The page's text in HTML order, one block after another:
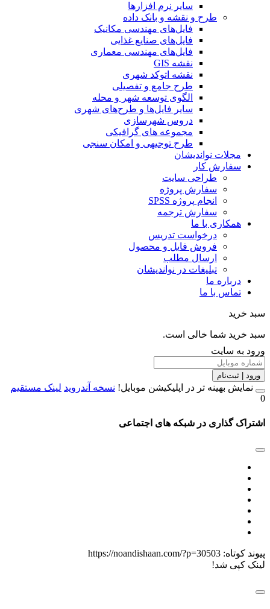
سایر نرم افزارها
طرح و نقشه و بانک داده
فایل‌های مهندسی مکانیک
فایل‌های صنایع غذایی
فایل‌های مهندسی معماری
نقشه GIS
نقشه اتوکد شهری
طرح جامع و تفصیلی
الگوی توسعه شهر و محله
سایر فایل‌ها و طرح‌های شهری
دروس شهرسازی
مجموعه های گرافیکی
طرح توجیهی و امکان سنجی
مجلات نواندیشان
سفارش کار
طراحی سایت
سفارش پروژه
انجام پروژه SPSS
سفارش ترجمه
همکاری با ما
درخواست تدریس
فروش فایل و محصول
ارسال مطلب
تبلیغات در نواندیشان
درباره ما
تماس با ما
خرید شما خالی است.
به سایت
| ثبت‌نام
بهینه تر در اپلیکیشن موبایل!نسخه آندروید لینک مستقیم
گذاری در شبکه های اجتماعی
کوتاه: https://noandishaan.com/?p=30503
کپی شد!